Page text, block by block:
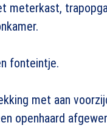
meterkast,
fonteintje.
met aan
openhaard